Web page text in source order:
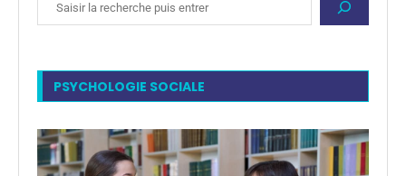
PSYCHOLOGIE SOCIALE